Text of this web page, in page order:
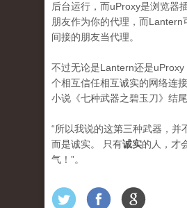
后台运行，而uProxy是浏览器
朋友作为你的代理，而Lantern
间接的朋友当代理。
不过无论是Lantern还是uProxy
个相互信任相互诚实的网络连
小说《七种武器之碧玉刀》结尾
“所以我说的这第三种武器，并
而是诚实。 只有诚实的人，才
气！”。